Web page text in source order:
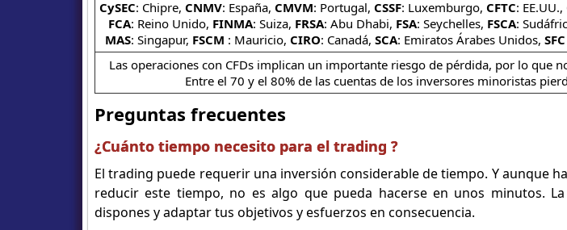
CySEC: Chipre, CNMV: España, CMVM: Portugal, CSSF: Luxemburgo, CFTC: EE.UU.,
FCA: Reino Unido, FINMA: Suiza, FRSA: Abu Dhabi, FSA: Seychelles, FSCA:
MAS: Singapur, FSCM : Mauricio, CIRO: Canadá, SCA: Emiratos Árabes Unidos, SFC
Las operaciones con CFDs implican un importante riesgo de pérdida, por lo que
Entre el 70 y el 80% de las cuentas de los inversores minoristas
Preguntas frecuentes
¿Cuánto tiempo necesito para el trading ?
El trading puede requerir una inversión considerable de tiempo. Y aunque
reducir este tiempo, no es algo que pueda hacerse en unos minutos.
dispones y adaptar tus objetivos y esfuerzos en consecuencia.